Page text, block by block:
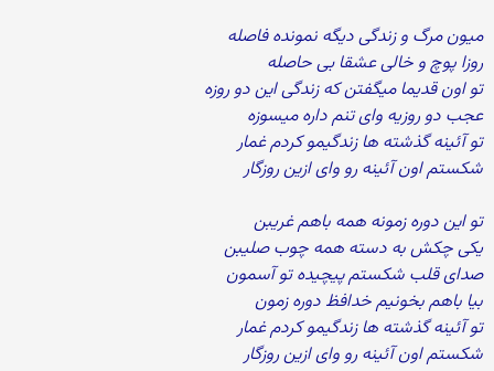
میون مرگ و زندگی دیگه نمونده فاصله
روزا پوچ و خالی عشقا بی حاصله
تو اون قدیما میگفتن که زندگی این دو روزه
عجب دو روزیه وای تنم داره میسوزه
تو آئینه گذشته ها زندگیمو کردم غمار
شکستم اون آئینه رو وای ازین روزگار
تو این دوره زمونه همه باهم غریبن
یکی چکش به دسته همه چوب صلیبن
صدای قلب شکستم پیچیده تو آسمون
بیا باهم بخونیم خدافظ دوره زمون
تو آئینه گذشته ها زندگیمو کردم غمار
شکستم اون آئینه رو وای ازین روزگار